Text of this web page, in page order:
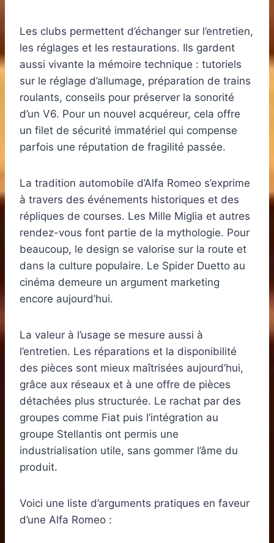
Les clubs permettent d’échanger sur l’entretien,
les réglages et les restaurations. Ils gardent
aussi vivante la mémoire technique : tutoriels
sur le réglage d’allumage, préparation de trains
roulants, conseils pour préserver la sonorité
d’un V6. Pour un nouvel acquéreur, cela offre
un filet de sécurité immatériel qui compense
parfois une réputation de fragilité passée.
La tradition automobile d’Alfa Romeo s’exprime
à travers des événements historiques et des
répliques de courses. Les Mille Miglia et autres
rendez-vous font partie de la mythologie. Pour
beaucoup, le design se valorise sur la route et
dans la culture populaire. Le Spider Duetto au
cinéma demeure un argument marketing
encore aujourd’hui.
La valeur à l’usage se mesure aussi à
l’entretien. Les réparations et la disponibilité
des pièces sont mieux maîtrisées aujourd’hui,
grâce aux réseaux et à une offre de pièces
détachées plus structurée. Le rachat par des
groupes comme Fiat puis l’intégration au
groupe Stellantis ont permis une
industrialisation utile, sans gommer l’âme du
produit.
Voici une liste d’arguments pratiques en faveur
d’une Alfa Romeo :